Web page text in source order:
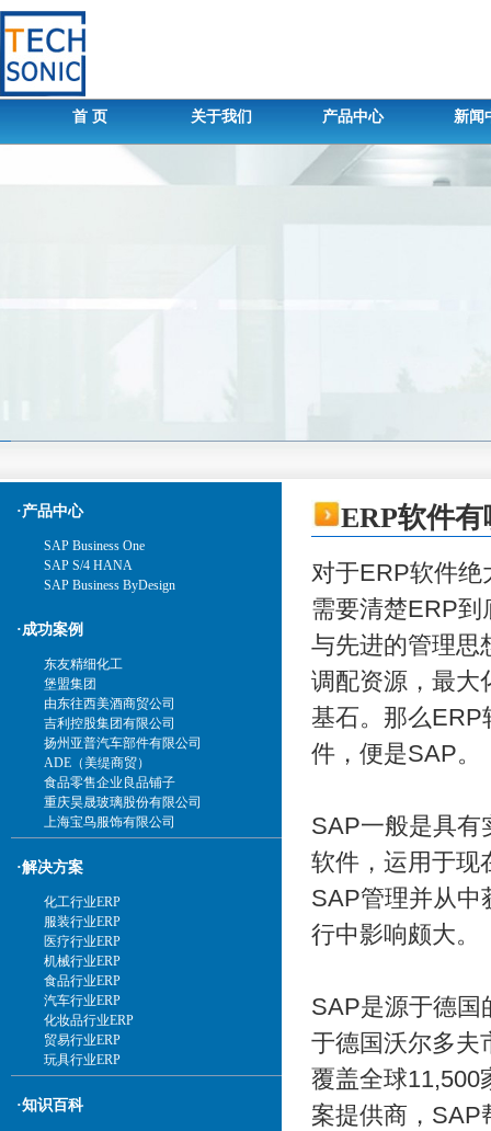
首 页 关于我们 产品中心 新闻
·产品中心
SAP Business One
SAP S/4 HANA
SAP Business ByDesign
·成功案例
东友精细化工
堡盟集团
由东往西美酒商贸公司
吉利控股集团有限公司
扬州亚普汽车部件有限公司
ADE（美缇商贸）
食品零售企业良品铺子
重庆昊晟玻璃股份有限公司
上海宝鸟服饰有限公司
·解决方案
化工行业ERP
服装行业ERP
医疗行业ERP
机械行业ERP
食品行业ERP
汽车行业ERP
化妆品行业ERP
贸易行业ERP
玩具行业ERP
·知识百科
ERP软件
对于ERP软件
需要清楚ERP
与先进的管理思
调配资源，最大
基石。那么
件，便是SAP。
SAP一般是具有
软件，运用于现
SAP管理并从中
行中影响颇大。
SAP是源于德国
于德国沃尔多夫
覆盖全球11,500
案提供商，SAP